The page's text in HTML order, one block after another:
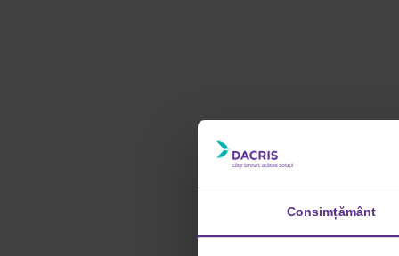
Consimțământ